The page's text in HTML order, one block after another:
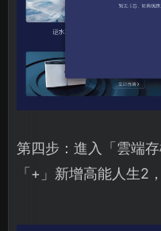
第四步：進入「雲端
「+」新增高能人生2